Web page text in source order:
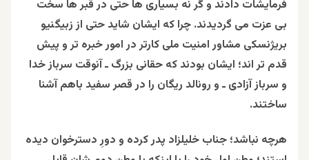
فرمایشات دادند و گر نه بسیاری ها حتی در قبر ها سخت
بی عزت می گردیدند. چرا که ایشان شاید حتی از زبیگنیو
بریژنسکی مشاور امنیت ملی کارتر در امور خبره تر و پیش
قدم تر اند؛ ایشان بودند که حقانی بزرگ ـ آنوقت سرباز خدا
و سرباز آزادی ـ و رونالد ریگان را در قصر سفید باهم آشنا
ساختند.
هرچه نباشد؛ جناب خلیلزاد پدر کرده و دورِ دسترخوان دیده